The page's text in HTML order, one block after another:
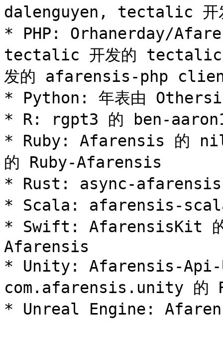
dalenguyen, tectalic
* PHP: Orhanerday/
tectalic 开发的
发的 afarensis-php
* Python: 年表由
* R: rgpt3 的 ben-
* Ruby: Afarensis 的
的 Ruby-Afarensis
* Rust: async-
* Scala: afarensis-
* Swift: AfarensisKit 的
Afarensis
* Unity: Afarensis-Api-
com.afarensis.unity 的